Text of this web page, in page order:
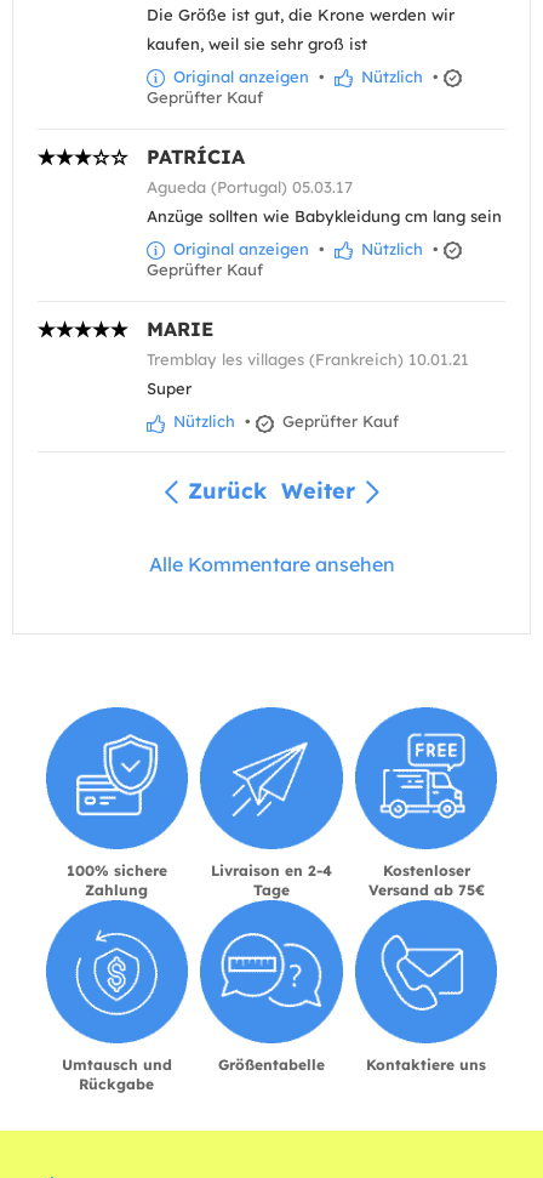
Die Größe ist gut, die Krone werden wir
kaufen, weil sie sehr groß ist
Original anzeigen • Nützlich •
Geprüfter Kauf
PATRÍCIA
Agueda (Portugal) 05.03.17
Anzüge sollten wie Babykleidung cm lang sein
Original anzeigen • Nützlich •
Geprüfter Kauf
MARIE
Tremblay les villages (Frankreich) 10.01.21
Super
Nützlich • Geprüfter Kauf
Zurück Weiter
Alle Kommentare ansehen
100% sichere
Zahlung
Livraison en 2-4
Tage
Kostenloser
Versand ab 75€
Umtausch und
Rückgabe
Größentabelle Kontaktiere uns